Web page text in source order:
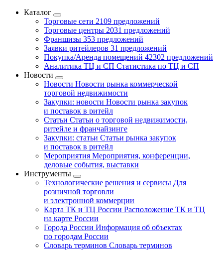
Каталог
Торговые сети 2109 предложений
Торговые центры 2031 предложений
Франшизы 353 предложений
Заявки ритейлеров 31 предложений
Покупка/Аренда помещений 42302 предложений
Аналитика ТЦ и СП Статистика по ТЦ и СП
Новости
Новости Новости рынка коммерческой
торговой недвижимости
Закупки: новости Новости рынка закупок
и поставок в ритейл
Статьи Статьи о торговой недвижимости,
ритейле и франчайзинге
Закупки: статьи Статьи рынка закупок
и поставок в ритейл
Мероприятия Мероприятия, конференции,
деловые события, выставки
Инструменты
Технологические решения и сервисы Для
розничной торговли
и электронной коммерции
Карта ТК и ТЦ России Расположение ТК и ТЦ
на карте России
Города России Информация об объектах
по городам России
Словарь терминов Словарь терминов